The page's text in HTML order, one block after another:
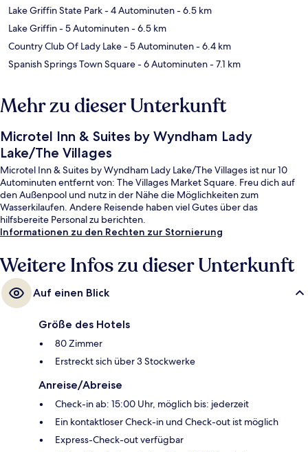
Lake Griffin State Park- 4 Autominuten- 6.5 km
Lake Griffin- 5 Autominuten- 6.5 km
Country Club Of Lady Lake- 5 Autominuten- 6.4 km
Spanish Springs Town Square- 6 Autominuten- 7.1 km
Mehr zu dieser Unterkunft
Microtel Inn & Suites by Wyndham Lady
Lake/The Villages
Microtel Inn & Suites by Wyndham Lady Lake/The Villages ist nur 10
Autominuten entfernt von: The Villages Market Square. Freu dich auf
den Außenpool und nutz in der Nähe die Möglichkeiten zum
Wasserkilaufen. Andere Reisende haben viel Gutes über das
hilfsbereite Personal zu berichten.
Informationen zu den Rechten zur Stornierung
Weitere Infos zu dieser Unterkunft
Auf einen Blick
Größe des Hotels
80 Zimmer
Erstreckt sich über 3 Stockwerke
Anreise/Abreise
Check-in ab: 15:00 Uhr, möglich bis: jederzeit
Ein kontaktloser Check-in und Check-out ist möglich
Express-Check-out verfügbar